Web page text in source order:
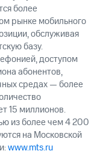
более
рынке мобильного
обслуживая
базу.
доступом
абонентов,
средах — более
15 миллионов.
из более чем 4 200
на Московской
www.mts.ru